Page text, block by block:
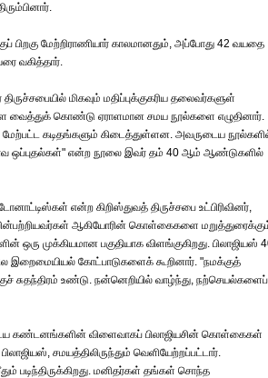
மேற்றிராணியார் காலமானதும், அப்போது 42 வயதை
வகித்தார்.
மிகவும் மதிப்புக்குகரிய தலைவர்களுள்
வைத்துக் கொண்டு ஏராளமான சமய நூல்களை எழுதினார்.
கடிதங்களும் கிடைத்துள்ளன. அவருடைய
ஒப்புதல்கள்" என்ற நூலை இவர் தம் 40 ஆம் ஆண்டுகளில்
என்ற கிறிஸ்துவத் திருச்சபை உட்பிரிவினர்,
ஆகியோரின் கொள்கைகளை
முக்கியமான பகுதியாக விளங்குகிறது. பிலாஜியஸ்
இறைமையியல் கோட்பாடுகளைக் கூறினார். "நமக்குத்
உண்டு. நன்னெறியில் வாழ்ந்து, நற்செயல்களைப்
கண்டனங்களின் விளைவாகப் பிலாஜியசின் கொள்கைகள்
சமயத்திலிருந்தும் வெளியேற்றப்பட்டார்.
மனிதர்கள் தங்கள் சொந்த